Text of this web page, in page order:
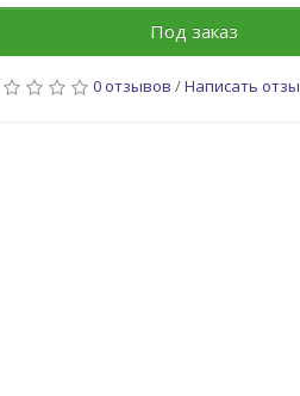
Под заказ
0 отзывов /Написать